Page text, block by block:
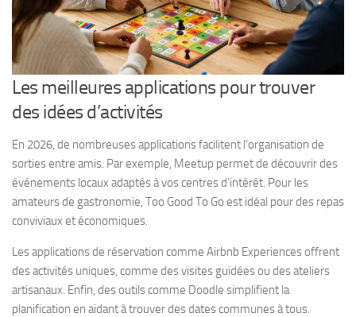
Les meilleures applications pour trouver
des idées d’activités
En 2026, de nombreuses applications facilitent l’organisation de
sorties entre amis. Par exemple, Meetup permet de découvrir des
événements locaux adaptés à vos centres d’intérêt. Pour les
amateurs de gastronomie, Too Good To Go est idéal pour des repas
conviviaux et économiques.
Les applications de réservation comme Airbnb Experiences offrent
des activités uniques, comme des visites guidées ou des ateliers
artisanaux. Enfin, des outils comme Doodle simplifient la
planification en aidant à trouver des dates communes à tous.